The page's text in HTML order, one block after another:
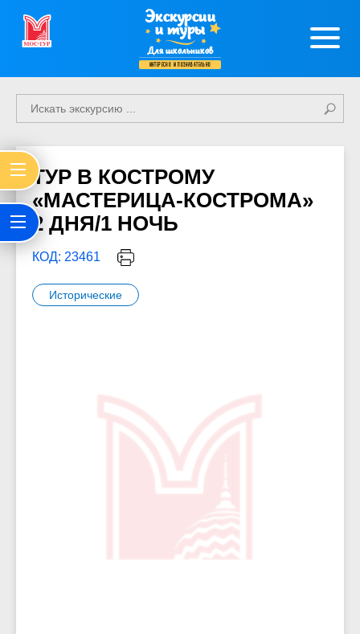
Экскурсии
и туры
Для школьников
интересно и познавательно
ТУР В КОСТРОМУ
«МАСТЕРИЦА-КОСТРОМА»
2 ДНЯ/1 НОЧЬ
КОД: 23461
Исторические